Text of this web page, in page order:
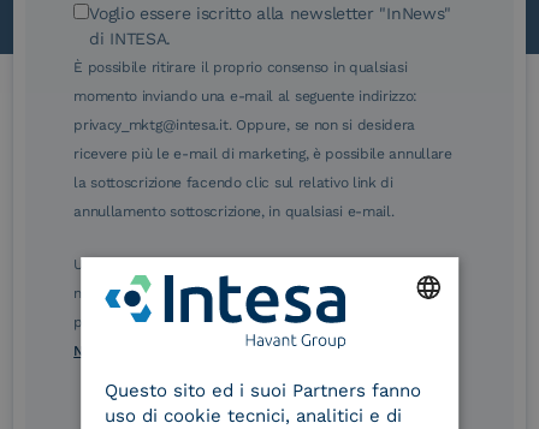
Le nostre certificazioni
eIDAS Qualified Trust
Service Provider
eIDAS Qualified Trust
Service Provider for
Remote Qualified
Seal Creation
Voglio essere iscritto alla newsletter "InNews"
di INTESA.
È possibile ritirare il proprio consenso in qualsiasi
momento inviando una e-mail al seguente indirizzo:
privacy_mktg@intesa.it. Oppure, se non si desidera
ricevere più le e-mail di marketing, è possibile annullare
la sottoscrizione facendo clic sul relativo link di
annullamento sottoscrizione, in qualsiasi e-mail.
Ulteriori informazioni sulle procedure sono disponibili
nelle Norme di tutela della privacy INTESA. Inoltrando il
presente modulo, dichiaro di aver letto e compreso le
Norme di tutela della privacy INTESA .
ITALIAN
Questo sito ed i suoi Partners fanno
uso di cookie tecnici, analitici e di